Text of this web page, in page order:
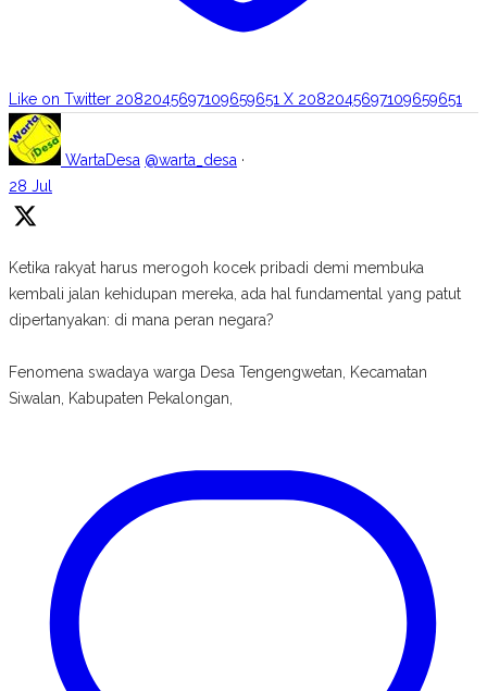
Like on Twitter 2082045697109659651 X 2082045697109659651
WartaDesa @warta_desa ·
28 Jul
Ketika rakyat harus merogoh kocek pribadi demi membuka
kembali jalan kehidupan mereka, ada hal fundamental yang patut
dipertanyakan: di mana peran negara?
Fenomena swadaya warga Desa Tengengwetan, Kecamatan
Siwalan, Kabupaten Pekalongan,